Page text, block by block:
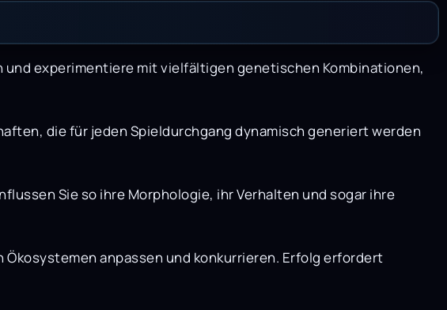
experimentiere mit vielfältigen genetischen Kombinationen,
die für jeden Spieldurchgang dynamisch generiert werden
Sie so ihre Morphologie, ihr Verhalten und sogar ihre
anpassen und konkurrieren. Erfolg erfordert